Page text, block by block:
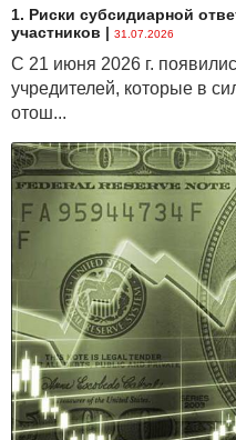
1. Риски субсидиарной
участников | 31.07.2026
С 21 июня 2026 г.
учредителей, которые в
отош...